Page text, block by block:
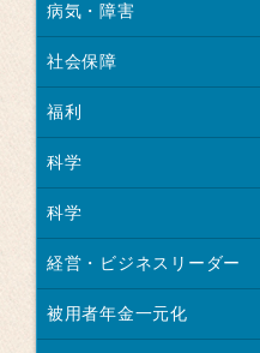
病気・障害
社会保障
福利
科学
科学
経営・ビジネスリーダー
被用者年金一元化